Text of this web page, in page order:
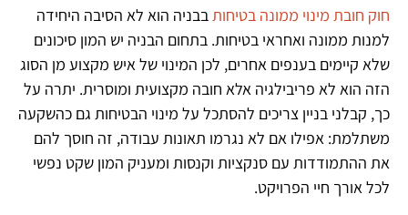
חוק חובת מינוי ממונה בטיחותבבניה הוא לא הסיבה היחידה
למנות ממונה ואחראי בטיחות. בתחום הבניה יש המון סיכונים
שלא קיימים בענפים אחרים, לכן המינוי של איש מקצוע מן הסוג
הזה הוא לא פריבילגיה אלא חובה מקצועית ומוסרית. יתרה על
כך, קבלני בניין צריכים להסתכל על מינוי הבטיחות גם כהשקעה
משתלמת: אפילו אם לא נגרמו תאונות עבודה, זה חוסך להם
את ההתמודדות עם סנקציות וקנסות ומעניק המון שקט נפשי
לכל אורך חיי הפרויקט.